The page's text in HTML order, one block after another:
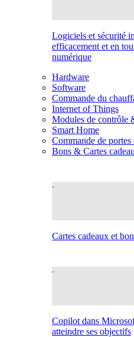
Logiciels et sécurité
efficacement et en
numérique
Hardware
Software
Commande du
Internet of Things
Modules de contrôle
Smart Home
Commande de portes
Bons & Cartes
Cartes cadeaux et
Copilot dans
atteindre ses objectifs